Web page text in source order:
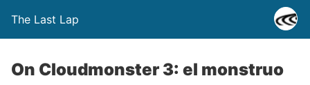
The Last Lap
On Cloudmonster 3: el monstruo